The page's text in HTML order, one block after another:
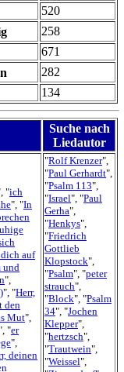
520
258
671
282
134
Suche nach
Liedautor
"ich
", "In
auf
und
",
", "Herr,
den
Mut",
"er
",
deinen
"Rolf Krenzer",
"Paul Gerhardt",
"Psalm 113",
"Israel", "Paul
Gerha",
"Henkys",
"Friedrich
Gottlieb
Klopstock",
"Psalm", "peter
strauch",
"Block", "Psalm
34", "Jochen
Klepper",
"hertzsch",
"Trautwein",
"Weissel",